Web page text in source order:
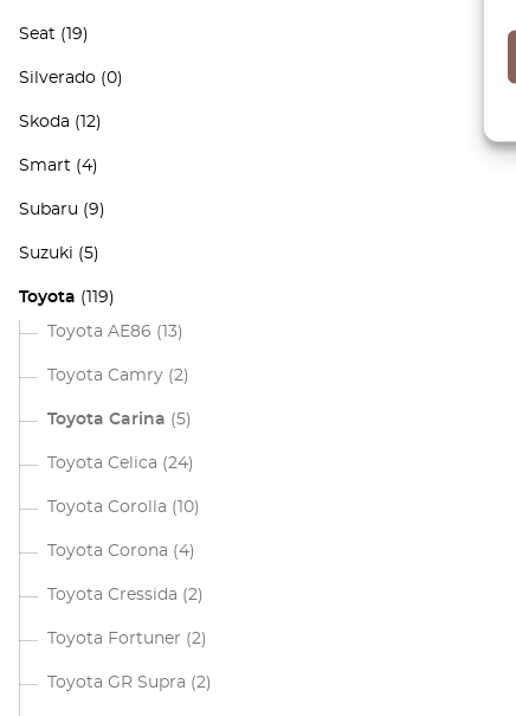
Seat (19)
Silverado (0)
Skoda (12)
Smart (4)
Subaru (9)
Suzuki (5)
Toyota (119)
Toyota AE86 (13)
Toyota Camry (2)
Toyota Carina (5)
Toyota Celica (24)
Toyota Corolla (10)
Toyota Corona (4)
Toyota Cressida (2)
Toyota Fortuner (2)
Toyota GR Supra (2)